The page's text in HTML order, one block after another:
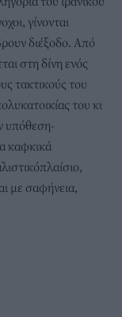
γίνονται
διέξοδο. Από
στη δίνη ενός
τακτικούς του
του κι
υπόθεση-
καφκικά
με σαφήνεια,